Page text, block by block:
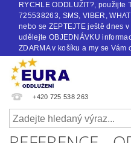
RYCHLE ODDLUŽIT?, použijte
725538263, SMS, VIBER,
nebo se ZEPTEJTE ještě dnes
udělejte OBJEDNÁVKU
ZDARMA v košíku a my se Vám
+420 725 538 263